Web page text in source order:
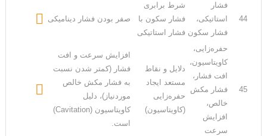
44
فشار
استاتیکی،
فشار سکون
شرط برابری
فشار سکون با
فشار استاتیکی
صفر بودن فشار دینامیکی 
45
حفره‌زایی،
کاویتاسیون،
افت فشار،
فشار مکش
خالص،
افزایش
سرعت
دلایل و نقاط
مستعد ایجاد
حفره‌زایی
(کاویتاسیون)
افزایش سرعت و افت
فشار (کمتر شدن نسبت
به فشار مکش خالص
موردنیاز)، دلیل
کاویتاسیون (Cavitation)
است.
